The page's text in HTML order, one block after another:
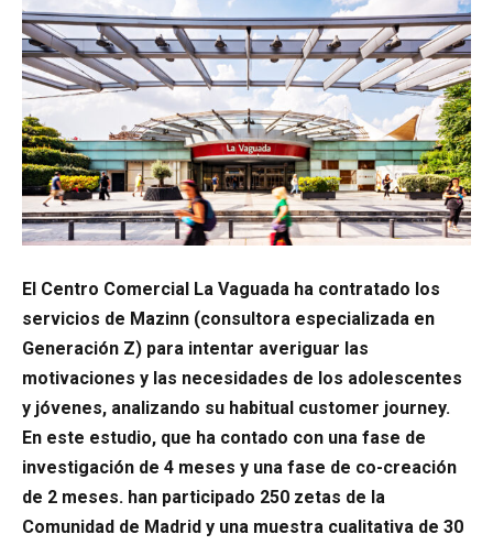
El Centro Comercial La Vaguada ha contratado los
servicios de Mazinn (consultora especializada en
Generación Z) para intentar averiguar las
motivaciones y las necesidades de los adolescentes
y jóvenes, analizando su habitual customer journey.
En este estudio, que ha contado con una fase de
investigación de 4 meses y una fase de co-creación
de 2 meses. han participado 250 zetas de la
Comunidad de Madrid y una muestra cualitativa de 30